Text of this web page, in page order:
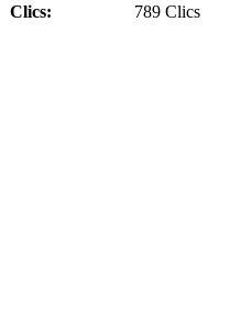
Clics:
789 Clics